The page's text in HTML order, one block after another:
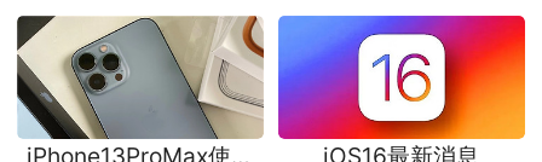
iPhone13ProMax使用
iOS16最新消息